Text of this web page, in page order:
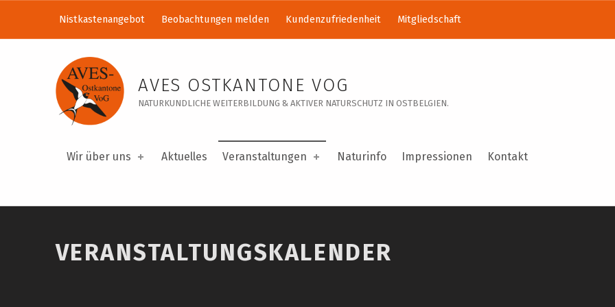
Veranstaltungskalender – AVES Ostkantone VoG
AVES OSTKANTONE VOG
NATURKUNDLICHE WEITERBILDUNG & AKTIVER NATURSCHUTZ IN OSTBELGIEN.
Wir über uns Aktuelles Veranstaltungen Naturinfo Impressionen Kontakt
Nistkastenangebot Beobachtungen melden Kundenzufriedenheit Mitgliedschaft
VERANSTALTUNGSKALENDER